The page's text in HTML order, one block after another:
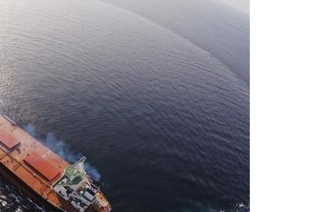
(주)맥스피드
NANSHA | China